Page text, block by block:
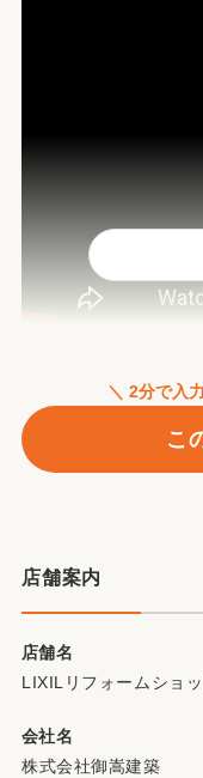
＼ 2分で入
こ
店舗案内
店舗名
LIXILリフォームショ
会社名
株式会社御嵩建築